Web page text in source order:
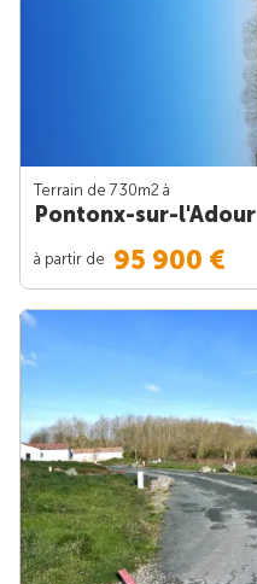
Terrain de 730m2 à
Pontonx-sur-l'Adour
à partir de 95 900 €